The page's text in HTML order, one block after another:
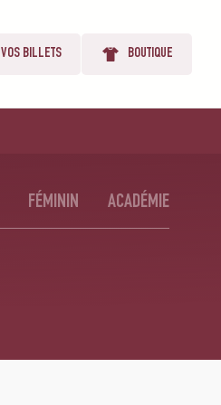
VOS BILLETS BOUTIQUE
FÉMININ ACADÉMIE